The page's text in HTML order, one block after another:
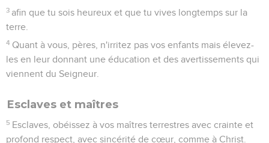
3 afin que tu sois heureux et que tu vives longtemps sur la
terre.
4 Quant à vous, pères, n'irritez pas vos enfants mais élevez-
les en leur donnant une éducation et des avertissements qui
viennent du Seigneur.
Esclaves et maîtres
5 Esclaves, obéissez à vos maîtres terrestres avec crainte et
profond respect, avec sincérité de cœur, comme à Christ.